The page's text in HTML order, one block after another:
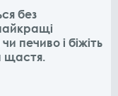
без
печиво і біжіть
щастя.